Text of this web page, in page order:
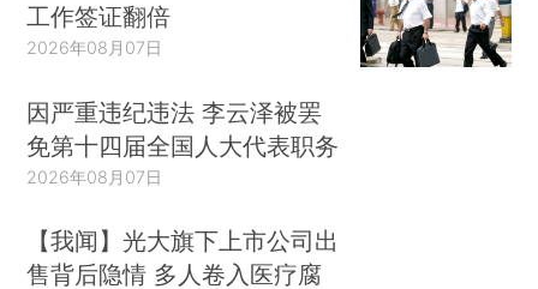
工作签证翻倍
2026年08月07日
因严重违纪违法 李云泽被罢
免第十四届全国人大代表职务
2026年08月07日
【我闻】光大旗下上市公司出
售背后隐情 多人卷入医疗腐